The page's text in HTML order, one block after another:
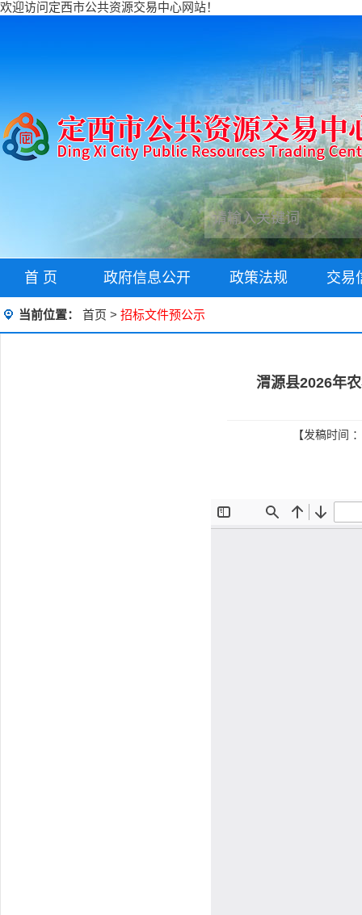
欢迎访问定西市公共资源交易中心网站！
首 页 政府信息公开 政策法规 交易
当前位置： 首页 > 招标文件预公示
渭源县2026年
【发稿时间